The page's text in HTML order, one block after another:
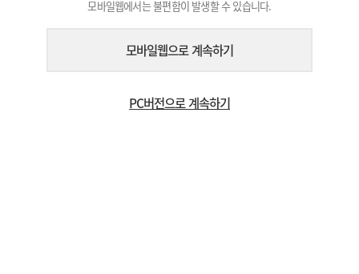
모바일웹에서는 불편함이 발생할 수 있습니다.
모바일웹으로 계속하기
PC버전으로 계속하기